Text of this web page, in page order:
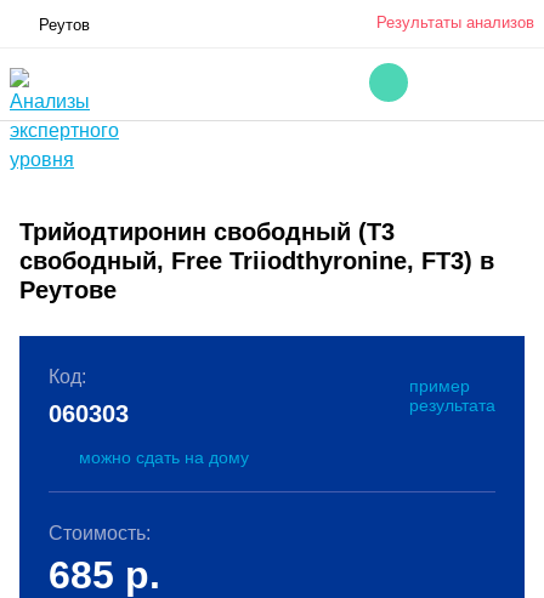
Реутов Результаты анализов
Трийодтиронин свободный (Т3
свободный, Free Triiodthyronine, FT3) в
Реутове
Код:
пример
результата
060303
можно сдать на дому
Стоимость:
685 р.